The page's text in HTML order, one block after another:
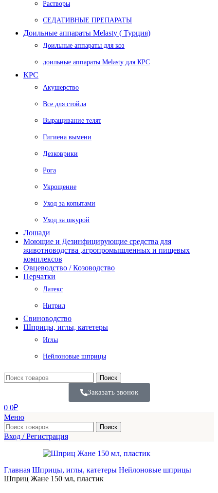
Растворы
СЕДАТИВНЫЕ ПРЕПАРАТЫ
Доильные аппараты Melasty ( Турция)
Доильные аппараты для коз
доильные аппараты Melasty для КРС
КРС
Акушерство
Все для стойла
Выращивание телят
Гигиена вымени
Дезковрики
Рога
Укрощение
Уход за копытами
Уход за шкурой
Лошади
Моющие и Дезинфицирующие средства для
животноводства ,агропромышленных и пищевых
комплексов
Овцеводство / Козоводство
Перчатки
Латекс
Нитрил
Свиноводство
Шприцы, иглы, катетеры
Иглы
Нейлоновые шприцы
Поиск
Заказать звонок
0 0₽
Меню
Поиск
Вход / Регистрация
Главная Шприцы, иглы, катетеры Нейлоновые шприцы
Шприц Жане 150 мл, пластик